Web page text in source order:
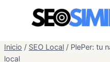
Inicio / SEO Local / PlePer: tu
local